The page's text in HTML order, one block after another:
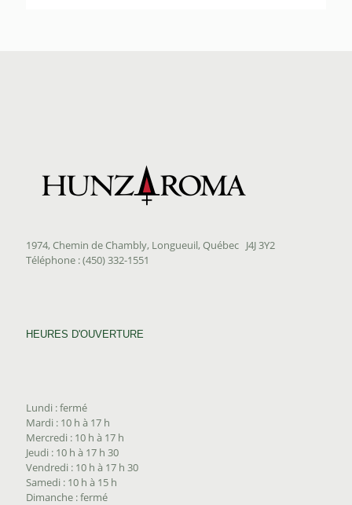
1974, Chemin de Chambly, Longueuil, Québec J4J 3Y2
Téléphone : (450) 332-1551
HEURES D'OUVERTURE
Lundi : fermé
Mardi : 10 h à 17 h
Mercredi : 10 h à 17 h
Jeudi : 10 h à 17 h 30
Vendredi : 10 h à 17 h 30
Samedi : 10 h à 15 h
Dimanche : fermé